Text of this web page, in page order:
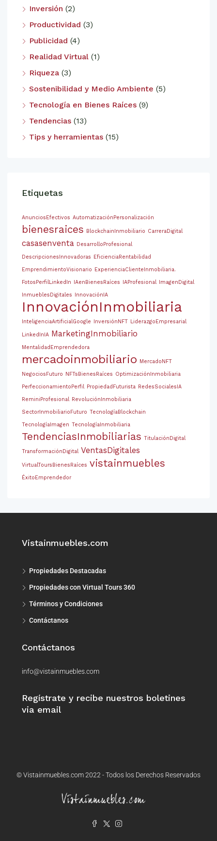
Inversión (2)
Productividad (3)
Publicidad (4)
Realidad Virtual (1)
Riqueza (3)
Sostenibilidad y Medio Ambiente (5)
Tecnología en Bienes Raíces (9)
Tendencias (13)
Tips y herramientas (15)
Etiquetas
AnunciosEfectivos AutomatizaciónPersonalización
bienesraices BlockchainInmobiliario CarreraDigital
casasenventa DesarrolloProfesional
DescripcionesInnovadoras EficienciaRentabilidad
EmprendimientoVisionario ExperienciaClienteInmobiliaria.
FotosPerfilLinkedIn IAenBienesRaíces IAProfesional ImagenDigital
InmueblesDigitales InnovaciónIA
InnovaciónInmobiliaria
InteligenciaArtificialGoogle InversiónNFT LiderazgoEmpresarial
LinkedInIA MarketingInmobiliario
MentalidadEmprendedora
mercadoinmobiliario MercadoNFT
NegociosFuturo NFTsBienesRaíces OptimizaciónInmobiliaria
PerfeccionamientoPerfil PropiedadFuturista RedesSocialesIA
ReminiProfesional RevoluciónInmobiliaria
SectorInmobiliarioFuturo TecnologíaBlockchain
TecnologíaImagen TecnologíaInmobiliaria
TendenciasInmobiliarias TitulaciónDigital
TransformaciónDigital VentasDigitales
VirtualToursBienesRaíces vistainmuebles
ÉxitoEmprendedor
Vistainmuebles.com
Propiedades Destacadas
Propiedades con Virtual Tours 360
Términos y Condiciones
Contáctanos
Contáctanos
info@vistainmuebles.com
Regístrate y recibe nuestros boletines
via email
© Vistainmuebles.com 2022 - Todos los Derechos Reservados